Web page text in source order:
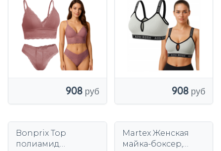
908 908
Bonprix Top
полиамид
Martex Женская
майка-боксер,